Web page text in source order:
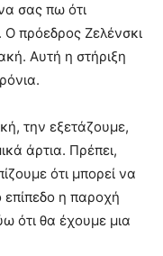
σας πω ότι
πρόεδρος Ζελένσκι
Αυτή η στήριξη
την εξετάζουμε,
άρτια. Πρέπει,
ότι μπορεί να
επίπεδο η παροχή
ότι θα έχουμε μια